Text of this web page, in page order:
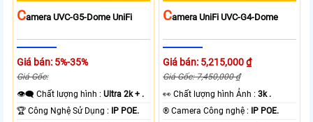
CAmera UVC-G5-Dome UniFi
Giá bán: 5%-35%
Giá Gốc:
👁️‍🗨 Chất lượng hình :Ultra 2k + .
🏆 Công Nghệ Sử Dụng :
IP POE.
CAmera UniFi UVC-G4-Dome
Giá bán: 5,215,000 ₫
Giá Gốc: 7,450,000 ₫
️👀 Chất lượng hình Ảnh :3k .
®️ Camera Công nghệ :
IP POE.